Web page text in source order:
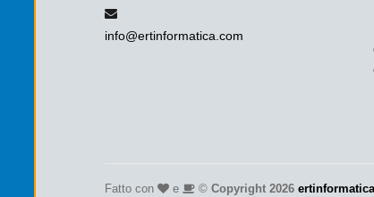
info@ertinformatica.com
Fatto con e © Copyright 2026 ertinformatica